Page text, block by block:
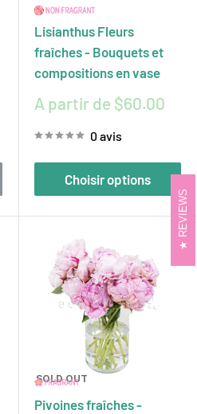
REVIEWS
Lisianthus Fleurs
fraîches - Bouquets et
compositions en vase
Prix
réduit
A partir de $60.00
0 avis
Choisir options
SOLD OUT
Pivoines fraîches -